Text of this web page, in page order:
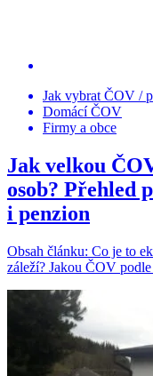
Jak vybrat ČOV /
Domácí ČOV
Firmy a obce
Jak velkou
osob? Přehled
i penzion
Obsah článku: Co je to
záleží? Jakou ČOV